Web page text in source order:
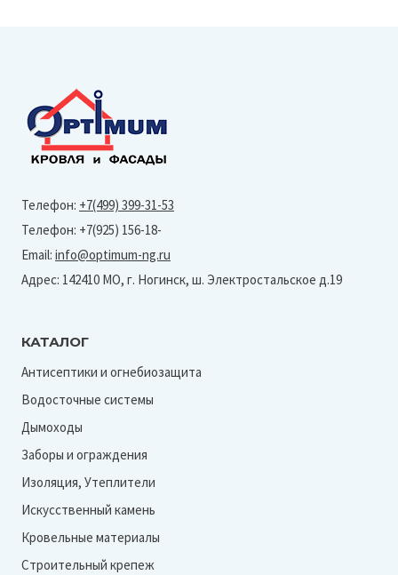
Телефон: +7(499) 399-31-53
Телефон: +7(925) 156-18-
Email: info@optimum-ng.ru
Адрес: 142410 МО, г. Ногинск, ш. Электростальское д.19
КАТАЛОГ
Антисептики и огнебиозащита
Водосточные системы
Дымоходы
Заборы и ограждения
Изоляция, Утеплители
Искусственный камень
Кровельные материалы
Строительный крепеж